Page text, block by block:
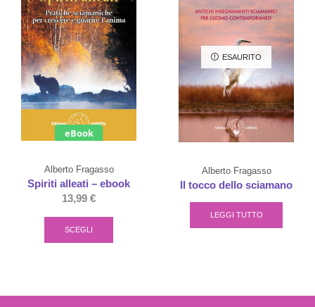
eBook
Alberto Fragasso
Spiriti alleati – ebook
13,99 €
SCEGLI
ESAURITO
Alberto Fragasso
Il tocco dello sciamano
LEGGI TUTTO